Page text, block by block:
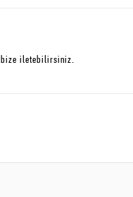
iletebilirsiniz.